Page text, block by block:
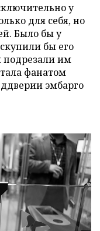
у
для себя, но
Было бы у
бы его
подрезали им
фанатом
эмбарго